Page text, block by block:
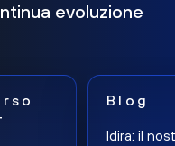
evoluzione
Blog
Idira: il